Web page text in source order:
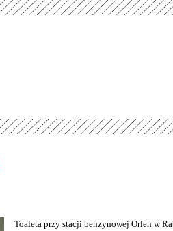
Toaleta przy stacji benzynowej Orlen w